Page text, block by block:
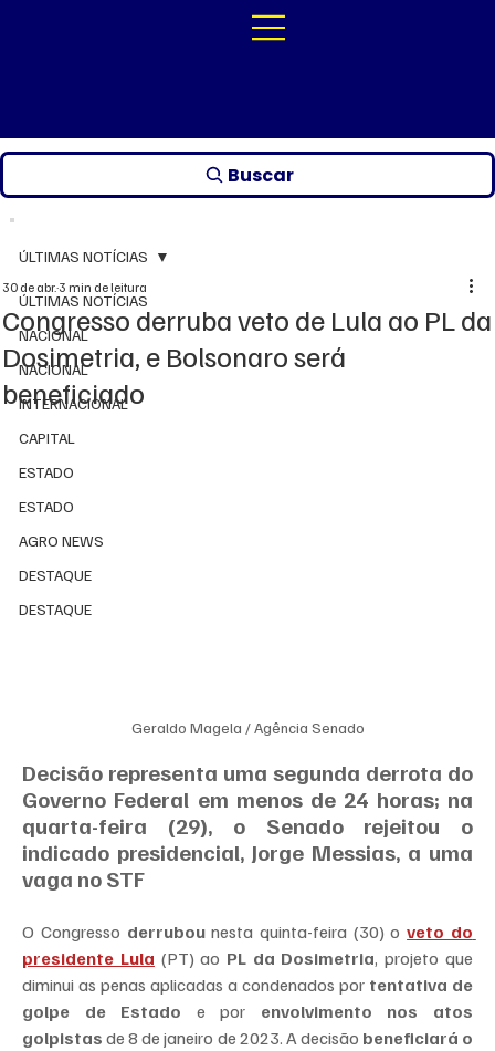
Buscar
ÚLTIMAS NOTÍCIAS
NACIONAL
NACIONAL
INTERNACIONAL
CAPITAL
ESTADO
ESTADO
AGRO NEWS
DESTAQUE
DESTAQUE
ÚLTIMAS NOTÍCIAS
Congresso derruba veto de Lula ao PL da
Dosimetria, e Bolsonaro será
beneficiado
30 de abr.3 min de leitura
Geraldo Magela / Agência Senado
Decisão representa uma segunda derrota do
Governo Federal em menos de 24 horas; na
quarta-feira (29), o Senado rejeitou o
indicado presidencial, Jorge Messias, a uma
vaga no STF
O Congresso derrubou nesta quinta-feira (30) o veto do
presidente Lula (PT) ao PL da Dosimetria, projeto que
diminui as penas aplicadas a condenados por tentativa de
golpe de Estado e por envolvimento nos atos
golpistas de 8 de janeiro de 2023. A decisão beneficiará o